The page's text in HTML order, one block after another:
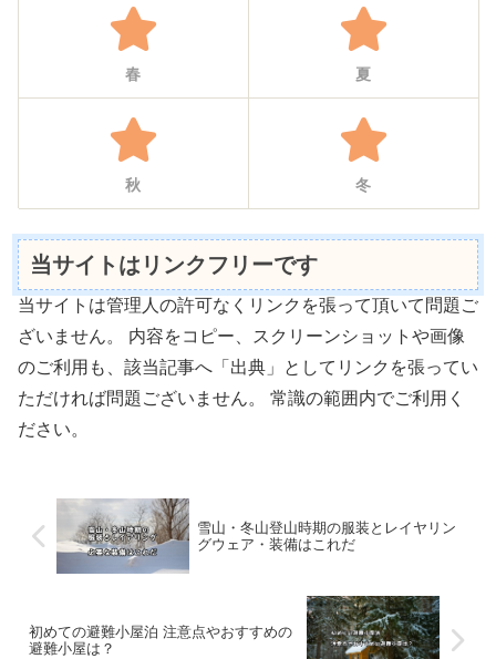
春 夏
秋 冬
当サイトはリンクフリーです
当サイトは管理人の許可なくリンクを張って頂いて問題ご
ざいません。 内容をコピー、スクリーンショットや画像
のご利用も、該当記事へ「出典」としてリンクを張ってい
ただければ問題ございません。 常識の範囲内でご利用く
ださい。
雪山・冬山登山時期の服装とレイヤリン
グウェア・装備はこれだ
初めての避難小屋泊 注意点やおすすめの
避難小屋は？